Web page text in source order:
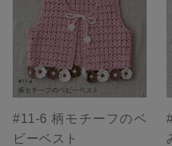
#11-6 柄モチーフのベ
ビーベスト